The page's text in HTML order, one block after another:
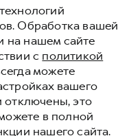
касающаяся
носит
публичной офертой.
носят информационный
(ООО «Грейт
информации
дилеру ООО
Горячей линии 8 (800)
на данном сайте
любое время без
может отсутствовать
оперативных служб
Рус»
Обработка вашей
на нашем сайте
с политикой
можете
вашего
отключены, это
в полной
нашего сайта.